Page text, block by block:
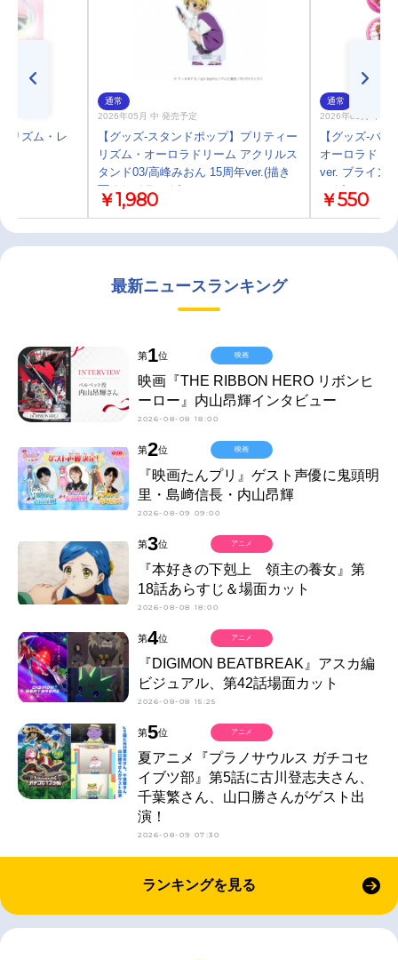
リズム・レ
通常
2026年05月 中 発売予定
【グッズ-スタンドポップ】プリティー
リズム・オーロラドリーム アクリルス
タンド03/高峰みおん 15周年ver.(描き
下ろしイラスト)
￥1,980
通常
2026年05月 中 発
【グッズ-バ
オーロラドリ
ver. ブライン
スト)
￥550
最新ニュースランキング
第1位
映画『THE RIBBON HERO リボンヒ
ーロー』内山昂輝インタビュー
2026-08-08 18:00
映画
第2位
『映画たんプリ』ゲスト声優に鬼頭明
里・島﨑信長・内山昂輝
2026-08-09 09:00
映画
第3位
『本好きの下剋上 領主の養女』第
18話あらすじ＆場面カット
2026-08-08 18:00
アニメ
第4位
『DIGIMON BEATBREAK』アスカ編
ビジュアル、第42話場面カット
2026-08-08 15:25
アニメ
第5位
夏アニメ『プラノサウルス ガチコセ
イブツ部』第5話に古川登志夫さん、
千葉繁さん、山口勝さんがゲスト出
演！
2026-08-09 07:30
アニメ
ランキングを見る